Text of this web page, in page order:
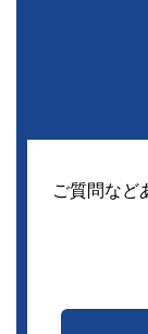
ご質問など